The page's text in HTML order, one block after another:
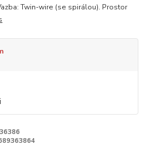
Twin-wire (se spirálou). Prostor